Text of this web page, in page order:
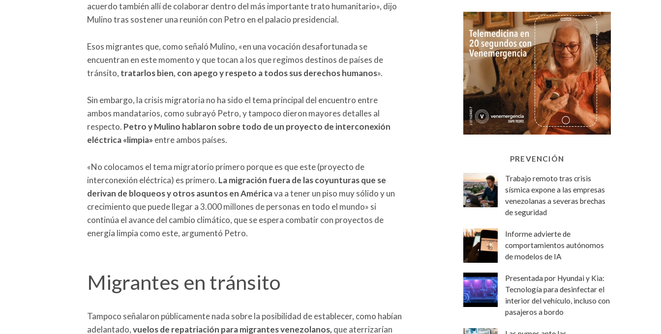
acuerdo también allí de colaborar dentro del más importante trato humanitario», dijo
Mulino tras sostener una reunión con Petro en el palacio presidencial.
Esos migrantes que, como señaló Mulino, «en una vocación desafortunada se
encuentran en este momento y que tocan a los que regimos destinos de países de
tránsito, tratarlos bien, con apego y respeto a todos sus derechos humanos».
Sin embargo, la crisis migratoria no ha sido el tema principal del encuentro entre
ambos mandatarios, como subrayó Petro, y tampoco dieron mayores detalles al
respecto. Petro y Mulino hablaron sobre todo de un proyecto de interconexión
eléctrica «limpia» entre ambos países.
«No colocamos el tema migratorio primero porque es que este (proyecto de
interconexión eléctrica) es primero. La migración fuera de las coyunturas que se
derivan de bloqueos y otros asuntos en Américava a tener un piso muy sólido y un
crecimiento que puede llegar a 3.000 millones de personas en todo el mundo» si
continúa el avance del cambio climático, que se espera combatir con proyectos de
energía limpia como este, argumentó Petro.
Migrantes en tránsito
Tampoco señalaron públicamente nada sobre la posibilidad de establecer, como habían
adelantado,vuelos de repatriación para migrantes venezolanos, que aterrizarían
PREVENCIÓN
Trabajo remoto tras crisis
sísmica expone a las empresas
venezolanas a severas brechas
de seguridad
Informe advierte de
comportamientos autónomos
de modelos de IA
Presentada por Hyundai y Kia:
Tecnología para desinfectar el
interior del vehículo, incluso con
pasajeros a bordo